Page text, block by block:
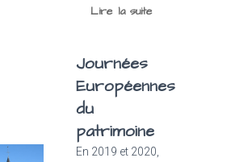
Lire la suite
Journées
Européennes
du
patrimoine
En 2019 et 2020,